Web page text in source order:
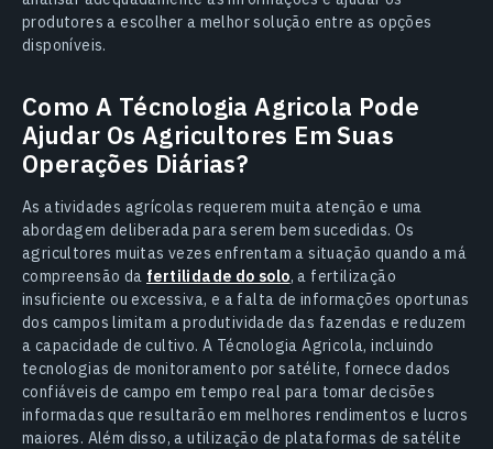
produtores a escolher a melhor solução entre as opções
disponíveis.
Como A Técnologia Agricola Pode
Ajudar Os Agricultores Em Suas
Operações Diárias?
As atividades agrícolas requerem muita atenção e uma
abordagem deliberada para serem bem sucedidas. Os
agricultores muitas vezes enfrentam a situação quando a má
compreensão da fertilidade do solo, a fertilização
insuficiente ou excessiva, e a falta de informações oportunas
dos campos limitam a produtividade das fazendas e reduzem
a capacidade de cultivo. A Técnologia Agricola, incluindo
tecnologias de monitoramento por satélite, fornece dados
confiáveis de campo em tempo real para tomar decisões
informadas que resultarão em melhores rendimentos e lucros
maiores. Além disso, a utilização de plataformas de satélite